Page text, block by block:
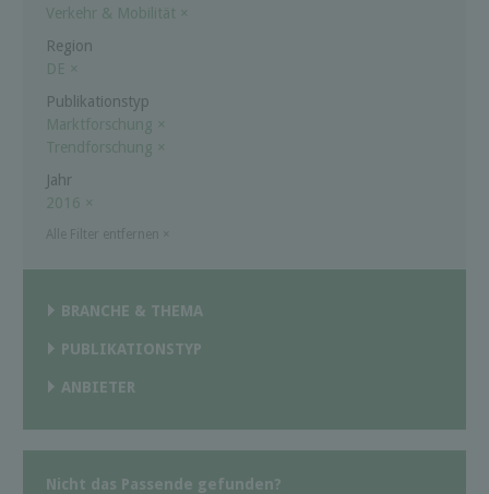
Verkehr & Mobilität ×
Region
DE ×
Publikationstyp
Marktforschung ×
Trendforschung ×
Jahr
2016 ×
BRANCHE & THEMA
PUBLIKATIONSTYP
ANBIETER
Nicht das Passende gefunden?